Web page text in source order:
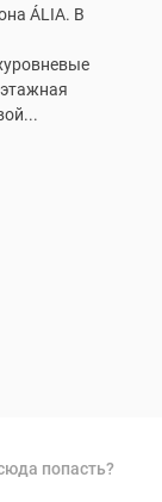
ÁLIA. В
попасть?